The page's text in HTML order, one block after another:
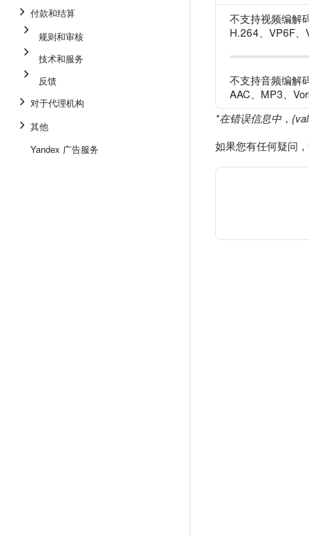
付款和结算
规则和审核
技术和服务
反馈
对于代理机构
其他
Yandex 广告服务
不支持视频编解
H.264、VP6F、
不支持音频编解
AAC、MP3、
*在错误信息中，
如果您有任何疑问